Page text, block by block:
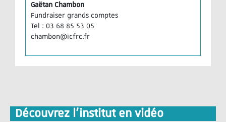
Gaëtan Chambon
Fundraiser grands comptes
Tel : 03 68 85 53 05
chambon@icfrc.fr
Découvrez l'institut en vidéo